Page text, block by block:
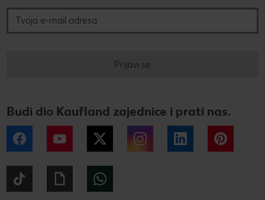
Prijavi se
Budi dio Kaufland zajednice i prati nas.
Facebook YouTube Twitter Instagram LinkedIn
Giphy